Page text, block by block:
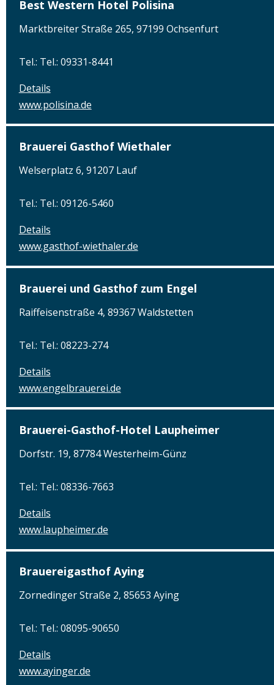
Best Western Hotel Polisina
Marktbreiter Straße 265, 97199 Ochsenfurt
Tel.: Tel.: 09331-8441
Details
www.polisina.de
Brauerei Gasthof Wiethaler
Welserplatz 6, 91207 Lauf
Tel.: Tel.: 09126-5460
Details
www.gasthof-wiethaler.de
Brauerei und Gasthof zum Engel
Raiffeisenstraße 4, 89367 Waldstetten
Tel.: Tel.: 08223-274
Details
www.engelbrauerei.de
Brauerei-Gasthof-Hotel Laupheimer
Dorfstr. 19, 87784 Westerheim-Günz
Tel.: Tel.: 08336-7663
Details
www.laupheimer.de
Brauereigasthof Aying
Zornedinger Straße 2, 85653 Aying
Tel.: Tel.: 08095-90650
Details
www.ayinger.de